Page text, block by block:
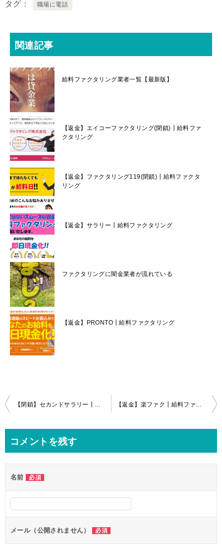
タグ 職場に電話
関連記事
給料ファクタリング業者一覧【最新版】
【返金】エイコーファクタリング(閉鎖)┃給料ファ
クタリング
【返金】ファクタリング119(閉鎖)┃給料ファクタ
リング
【返金】サラリー┃給料ファクタリング
ファクタリングに闇金業者が流れている
【返金】PRONTO┃給料ファクタリング
投
ビ
ー
シ
ン
【閉鎖】セカンドサラリー┃給料ファクタリング 【返金】楽ファク┃給料ファクタリング
コメントを残す
名前 必須
メール（公開されません） 必須